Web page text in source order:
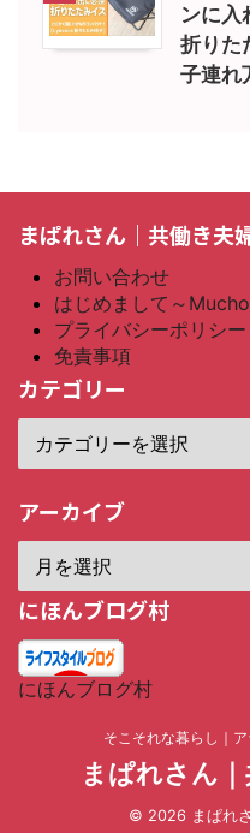
ンに
折りた
子連れ
まぱれさん｜共働き夫
お問い合わせ
はじめまして～
プライバシーポリシ
免責事項
カテゴリー
アーカイブ
にほんブログ村
にほんブログ村
そこそれな暮らし｜
まぱれさん
© 2026 まぱれ